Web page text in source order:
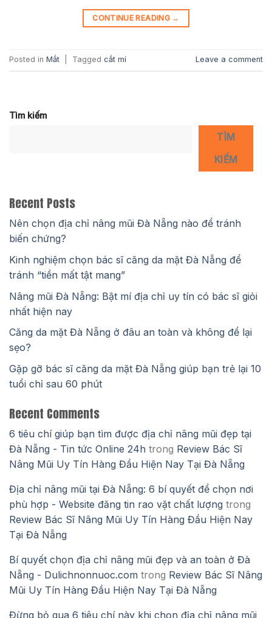
CONTINUE READING →
Posted in Mắt Tagged cắt mí Leave a comment
Tìm kiếm
TÌM
KIẾM
Recent Posts
Nên chọn địa chỉ nâng mũi Đà Nẵng nào để tránh
biến chứng?
Kinh nghiệm chọn bác sĩ căng da mặt Đà Nẵng để
tránh “tiền mất tật mang”
Nâng mũi Đà Nẵng: Bật mí địa chỉ uy tín có bác sĩ giỏi
nhất hiện nay
Căng da mặt Đà Nẵng ở đâu an toàn và không để lại
sẹo?
Gặp gỡ bác sĩ căng da mặt Đà Nẵng giúp bạn trẻ lại 10
tuổi chỉ sau 60 phút
Recent Comments
6 tiêu chí giúp bạn tìm được địa chỉ nâng mũi đẹp tại
Đà Nẵng - Tin tức Online 24h trong Review Bác Sĩ
Nâng Mũi Uy Tín Hàng Đầu Hiện Nay Tại Đà Nẵng
Địa chỉ nâng mũi tại Đà Nẵng: 6 bí quyết để chọn nơi
phù hợp - Website đăng tin rao vặt chất lượng trong
Review Bác Sĩ Nâng Mũi Uy Tín Hàng Đầu Hiện Nay
Tại Đà Nẵng
Bí quyết chọn địa chỉ nâng mũi đẹp và an toàn ở Đà
Nẵng - Dulichnonnuoc.com trong Review Bác Sĩ Nâng
Mũi Uy Tín Hàng Đầu Hiện Nay Tại Đà Nẵng
Đừng bỏ qua 6 tiêu chí này khi chọn địa chỉ nâng mũi